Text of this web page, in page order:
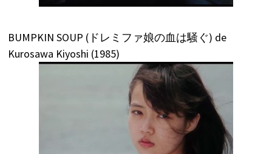
BUMPKIN SOUP (ドレミファ娘の血は騒ぐ) de
Kurosawa Kiyoshi (1985)